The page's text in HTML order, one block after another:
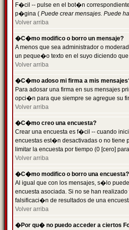
F�cil -- pulse en el bot�n
p�gina ( Puede crear mensajes. Puede
Volver arriba
�C�mo modifico o borro un mensaje?
A menos que sea administrador o
un peque�o texto en el suyo diciendo
Volver arriba
�C�mo adoso mi firma a mis
Para adosar una firma en sus mensajes
opci�n para que siempre se agregue su
Volver arriba
�C�mo creo una encuesta?
Crear una encuesta es f�cil -- cuando
encuestas est�n desactivadas o no tiene
limitar la encuesta por tiempo (0 [cero]
Volver arriba
�C�mo modifico o borro una encuesta?
Al igual que con los mensajes, s�lo
encuesta asociada. Si no se han
falsificaci�n de resultados de una
Volver arriba
�Por qu� no puedo acceder a ciertos